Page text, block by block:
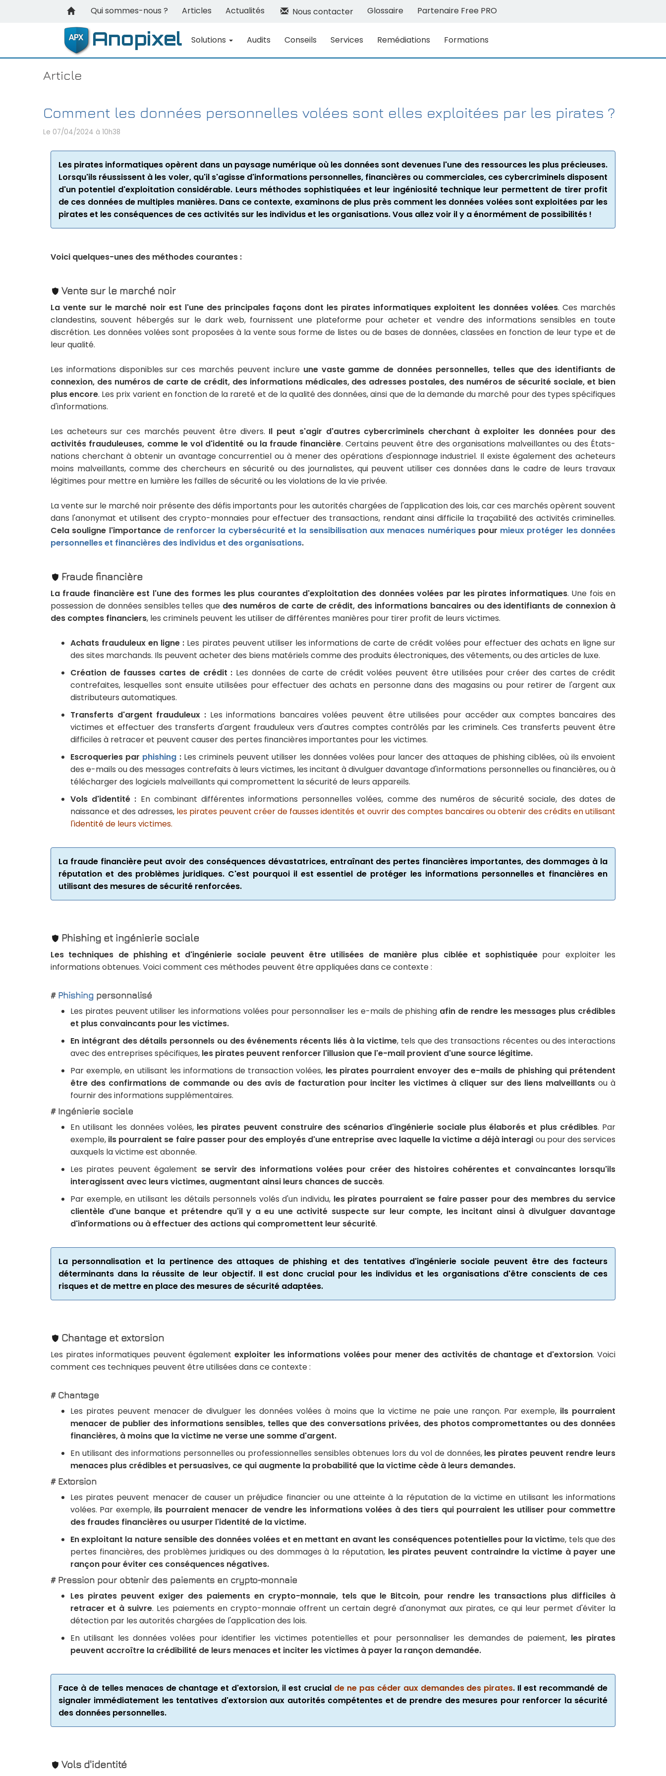
Qui sommes-nous ? Articles Actualités Nous contacter Glossaire Partenaire Free PRO
Solutions Audits Conseils Services Remédiations Formations
Article
Comment les données personnelles volées sont elles exploitées par les pirates ?
Le 07/04/2024 à 10h38
Les pirates informatiques opèrent dans un paysage numérique où les données sont devenues l'une des ressources les plus précieuses.
Lorsqu'ils réussissent à les voler, qu'il s'agisse d'informations personnelles, financières ou commerciales, ces cybercriminels disposent
d'un potentiel d'exploitation considérable. Leurs méthodes sophistiquées et leur ingéniosité technique leur permettent de tirer profit
de ces données de multiples manières. Dans ce contexte, examinons de plus près comment les données volées sont exploitées par les
pirates et les conséquences de ces activités sur les individus et les organisations. Vous allez voir il y a énormément de possibilités !
Voici quelques-unes des méthodes courantes :
Vente sur le marché noir
La vente sur le marché noir est l'une des principales façons dont les pirates informatiques exploitent les données volées. Ces marchés
clandestins, souvent hébergés sur le dark web, fournissent une plateforme pour acheter et vendre des informations sensibles en toute
discrétion. Les données volées sont proposées à la vente sous forme de listes ou de bases de données, classées en fonction de leur type et de
leur qualité.
Les informations disponibles sur ces marchés peuvent inclure une vaste gamme de données personnelles, telles que des identifiants de
connexion, des numéros de carte de crédit, des informations médicales, des adresses postales, des numéros de sécurité sociale, et bien
plus encore. Les prix varient en fonction de la rareté et de la qualité des données, ainsi que de la demande du marché pour des types spécifiques
d'informations.
Les acheteurs sur ces marchés peuvent être divers. Il peut s'agir d'autres cybercriminels cherchant à exploiter les données pour des
activités frauduleuses, comme le vol d'identité ou la fraude financière. Certains peuvent être des organisations malveillantes ou des États-
nations cherchant à obtenir un avantage concurrentiel ou à mener des opérations d'espionnage industriel. Il existe également des acheteurs
moins malveillants, comme des chercheurs en sécurité ou des journalistes, qui peuvent utiliser ces données dans le cadre de leurs travaux
légitimes pour mettre en lumière les failles de sécurité ou les violations de la vie privée.
La vente sur le marché noir présente des défis importants pour les autorités chargées de l'application des lois, car ces marchés opèrent souvent
dans l'anonymat et utilisent des crypto-monnaies pour effectuer des transactions, rendant ainsi difficile la traçabilité des activités criminelles.
Cela souligne l'importance de renforcer la cybersécurité et la sensibilisation aux menaces numériquespour mieux protéger les données
personnelles et financières des individus et des organisations.
Fraude financière
La fraude financière est l'une des formes les plus courantes d'exploitation des données volées par les pirates informatiques. Une fois en
possession de données sensibles telles que des numéros de carte de crédit, des informations bancaires ou des identifiants de connexion à
des comptes financiers, les criminels peuvent les utiliser de différentes manières pour tirer profit de leurs victimes.
Achats frauduleux en ligne : Les pirates peuvent utiliser les informations de carte de crédit volées pour effectuer des achats en ligne sur
des sites marchands. Ils peuvent acheter des biens matériels comme des produits électroniques, des vêtements, ou des articles de luxe.
Création de fausses cartes de crédit : Les données de carte de crédit volées peuvent être utilisées pour créer des cartes de crédit
contrefaites, lesquelles sont ensuite utilisées pour effectuer des achats en personne dans des magasins ou pour retirer de l'argent aux
distributeurs automatiques.
Transferts d'argent frauduleux :Les informations bancaires volées peuvent être utilisées pour accéder aux comptes bancaires des
victimes et effectuer des transferts d'argent frauduleux vers d'autres comptes contrôlés par les criminels. Ces transferts peuvent être
difficiles à retracer et peuvent causer des pertes financières importantes pour les victimes.
Escroqueries par phishing :Les criminels peuvent utiliser les données volées pour lancer des attaques de phishing ciblées, où ils envoient
des e-mails ou des messages contrefaits à leurs victimes, les incitant à divulguer davantage d'informations personnelles ou financières, ou à
télécharger des logiciels malveillants qui compromettent la sécurité de leurs appareils.
Vols d'identité : En combinant différentes informations personnelles volées, comme des numéros de sécurité sociale, des dates de
naissance et des adresses, les pirates peuvent créer de fausses identités et ouvrir des comptes bancaires ou obtenir des crédits en utilisant
l'identité de leurs victimes.
La fraude financière peut avoir des conséquences dévastatrices, entraînant des pertes financières importantes, des dommages à la
réputation et des problèmes juridiques. C'est pourquoi il est essentiel de protéger les informations personnelles et financières en
utilisant des mesures de sécurité renforcées.
Phishing et ingénierie sociale
Les techniques de phishing et d'ingénierie sociale peuvent être utilisées de manière plus ciblée et sophistiquée pour exploiter les
informations obtenues. Voici comment ces méthodes peuvent être appliquées dans ce contexte :
# Phishing personnalisé
Les pirates peuvent utiliser les informations volées pour personnaliser les e-mails de phishing afin de rendre les messages plus crédibles
et plus convaincants pour les victimes.
En intégrant des détails personnels ou des événements récents liés à la victime, tels que des transactions récentes ou des interactions
avec des entreprises spécifiques, les pirates peuvent renforcer l'illusion que l'e-mail provient d'une source légitime.
Par exemple, en utilisant les informations de transaction volées, les pirates pourraient envoyer des e-mails de phishing qui prétendent
être des confirmations de commande ou des avis de facturation pour inciter les victimes à cliquer sur des liens malveillantsou à
fournir des informations supplémentaires.
# Ingénierie sociale
En utilisant les données volées, les pirates peuvent construire des scénarios d'ingénierie sociale plus élaborés et plus crédibles. Par
exemple, ils pourraient se faire passer pour des employés d'une entreprise avec laquelle la victime a déjà interagi ou pour des services
auxquels la victime est abonnée.
Les pirates peuvent également se servir des informations volées pour créer des histoires cohérentes et convaincantes lorsqu'ils
interagissent avec leurs victimes, augmentant ainsi leurs chances de succès.
Par exemple, en utilisant les détails personnels volés d'un individu, les pirates pourraient se faire passer pour des membres du service
clientèle d'une banque et prétendre qu'il y a eu une activité suspecte sur leur compte, les incitant ainsi à divulguer davantage
d'informations ou à effectuer des actions qui compromettent leur sécurité.
La personnalisation et la pertinence des attaques de phishing et des tentatives d'ingénierie sociale peuvent être des facteurs
déterminants dans la réussite de leur objectif. Il est donc crucial pour les individus et les organisations d'être conscients de ces
risques et de mettre en place des mesures de sécurité adaptées.
Chantage et extorsion
Les pirates informatiques peuvent également exploiter les informations volées pour mener des activités de chantage et d'extorsion. Voici
comment ces techniques peuvent être utilisées dans ce contexte :
# Chantage
Les pirates peuvent menacer de divulguer les données volées à moins que la victime ne paie une rançon. Par exemple, ils pourraient
menacer de publier des informations sensibles, telles que des conversations privées, des photos compromettantes ou des données
financières, à moins que la victime ne verse une somme d'argent.
En utilisant des informations personnelles ou professionnelles sensibles obtenues lors du vol de données, les pirates peuvent rendre leurs
menaces plus crédibles et persuasives, ce qui augmente la probabilité que la victime cède à leurs demandes.
# Extorsion
Les pirates peuvent menacer de causer un préjudice financier ou une atteinte à la réputation de la victime en utilisant les informations
volées. Par exemple, ils pourraient menacer de vendre les informations volées à des tiers qui pourraient les utiliser pour commettre
des fraudes financières ou usurper l'identité de la victime.
En exploitant la nature sensible des données volées et en mettant en avant les conséquences potentielles pour la victime, tels que des
pertes financières, des problèmes juridiques ou des dommages à la réputation, les pirates peuvent contraindre la victime à payer une
rançon pour éviter ces conséquences négatives.
# Pression pour obtenir des paiements en crypto-monnaie
Les pirates peuvent exiger des paiements en crypto-monnaie, tels que le Bitcoin, pour rendre les transactions plus difficiles à
retracer et à suivre. Les paiements en crypto-monnaie offrent un certain degré d'anonymat aux pirates, ce qui leur permet d'éviter la
détection par les autorités chargées de l'application des lois.
En utilisant les données volées pour identifier les victimes potentielles et pour personnaliser les demandes de paiement, les pirates
peuvent accroître la crédibilité de leurs menaces et inciter les victimes à payer la rançon demandée.
Face à de telles menaces de chantage et d'extorsion, il est crucial de ne pas céder aux demandes des pirates. Il est recommandé de
signaler immédiatement les tentatives d'extorsion aux autorités compétentes et de prendre des mesures pour renforcer la sécurité
des données personnelles.
Vols d'identité